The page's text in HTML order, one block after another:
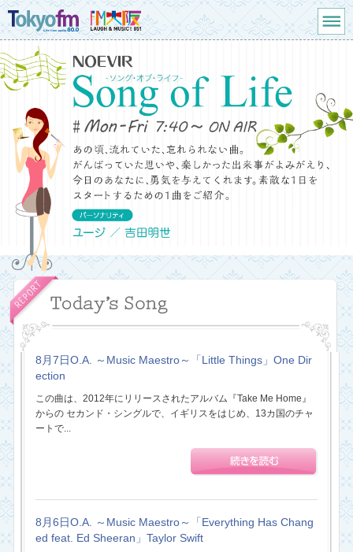
8月7日O.A. ～Music Maestro～「Little Things」One Dir
ection
この曲は、2012年にリリースされたアルバム『Take Me Home』
からの セカンド・シングルで、イギリスをはじめ、13カ国のチャ
ートで...
8月6日O.A. ～Music Maestro～「Everything Has Chang
ed feat. Ed Sheeran」Taylor Swift